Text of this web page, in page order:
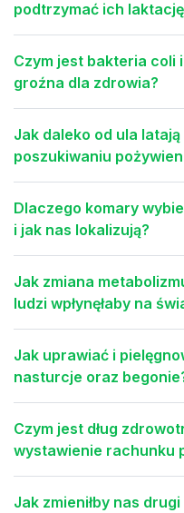
podtrzymać ich
Czym jest bakteria coli
groźna dla zdrowia?
Jak daleko od ula latają
poszukiwaniu
Dlaczego komary
i jak nas lokalizują?
Jak zmiana
ludzi wpłynęłaby na
Jak uprawiać i
nasturcje oraz
Czym jest dług
wystawienie rachunku
Jak zmieniłby nas